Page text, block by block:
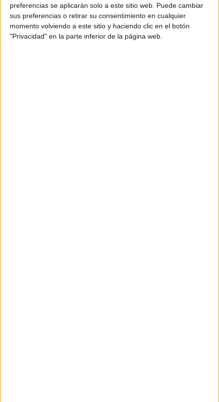
preferencias se aplicarán solo a este sitio web. Puede cambiar
sus preferencias o retirar su consentimiento en cualquier
momento volviendo a este sitio y haciendo clic en el botón
"Privacidad" en la parte inferior de la página web.